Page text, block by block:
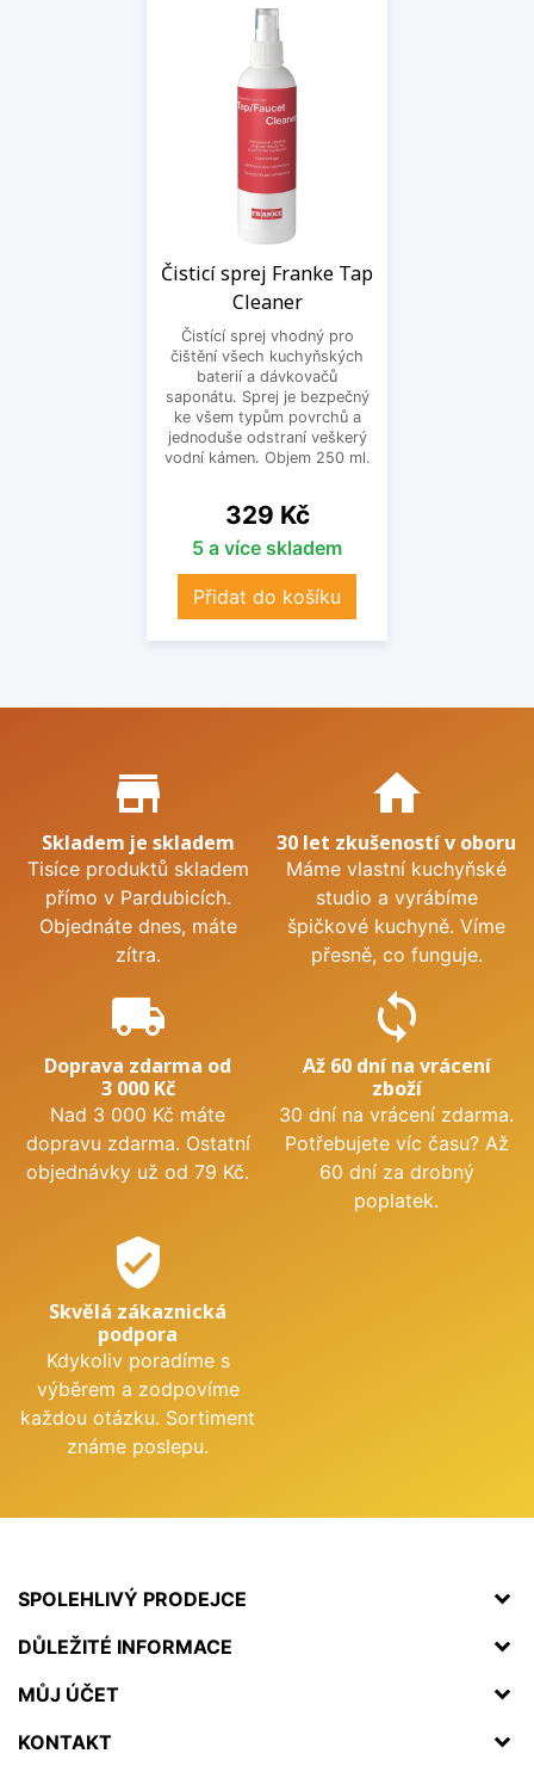
Čisticí sprej Franke Tap
Cleaner
Čistící sprej vhodný pro
čištění všech kuchyňských
baterií a dávkovačů
saponátu. Sprej je bezpečný
ke všem typům povrchů a
jednoduše odstraní veškerý
vodní kámen. Objem 250 ml.
Cena
329 Kč
5 a více skladem
Přidat do košíku
Proč nakupovat u nás?
store_mall_directory
Skladem je skladem
Tisíce produktů skladem
přímo v Pardubicích.
Objednáte dnes, máte
zítra.
home
30 let zkušeností v oboru
Máme vlastní kuchyňské
studio a vyrábíme
špičkové kuchyně. Víme
přesně, co funguje.
local_shipping
Doprava zdarma od
3 000 Kč
Nad 3 000 Kč máte
dopravu zdarma. Ostatní
objednávky už od 79 Kč.
sync
Až 60 dní na vrácení
zboží
30 dní na vrácení zdarma.
Potřebujete víc času? Až
60 dní za drobný
poplatek.
verified_user
Skvělá zákaznická
podpora
Kdykoliv poradíme s
výběrem a zodpovíme
každou otázku. Sortiment
známe poslepu.
SPOLEHLIVÝ PRODEJCE
DŮLEŽITÉ INFORMACE
MŮJ ÚČET
KONTAKT